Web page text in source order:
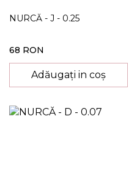
NURCĂ - J - 0.25
68 RON
Adăugați in coș